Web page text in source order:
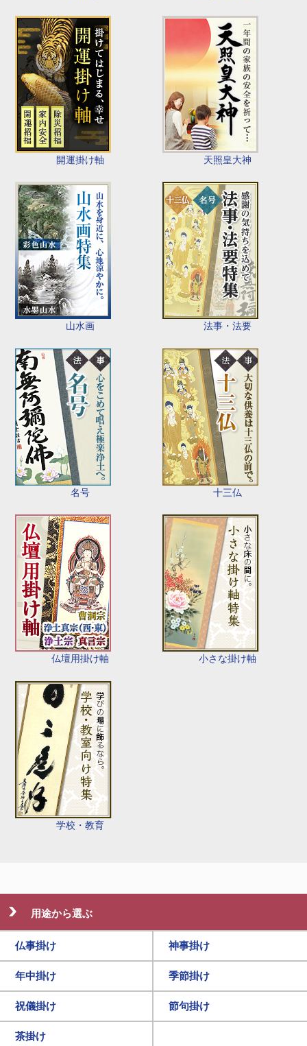
開運掛け軸 天照皇大神
山水画 法事・法要
名号 十三仏
仏壇用掛け軸 小さな掛け軸
学校・教育
用途から選ぶ
仏事掛け 神事掛け
年中掛け 季節掛け
祝儀掛け 節句掛け
茶掛け